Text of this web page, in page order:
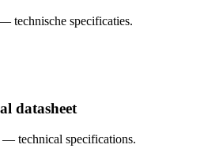
technische specificaties.
datasheet
technical specifications.